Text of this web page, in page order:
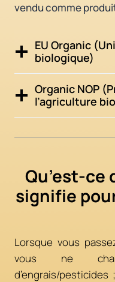
vendu comme
EU Organic
biologique)
Organic NOP
l’agriculture
Qu’est-ce
signifie
Lorsque vous
vous ne
d’engrais/